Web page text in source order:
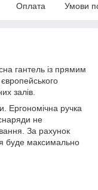
Оплата Умови
гантель із прямим
залів.
Ергономічна ручка
не
За рахунок
буде максимально